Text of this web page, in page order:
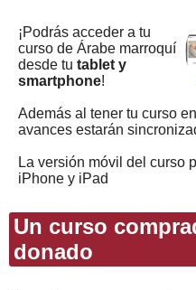
¡Podrás acceder a tu
curso de Árabe marroquí
desde tu tablet y
smartphone!
Además al tener tu curso en
avances estarán
La versión móvil del curso
iPhone y iPad
Un curso
donado